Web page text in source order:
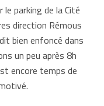
parking de la Cité
direction Rémous
bien enfoncé dans
un peu après 8h
encore temps de